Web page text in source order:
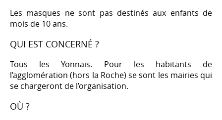
Les masques ne sont pas destinés aux enfants de
mois de 10 ans.
QUI EST CONCERNÉ ?
Tous les Yonnais. Pour les habitants de
l’agglomération (hors la Roche) se sont les mairies qui
se chargeront de l’organisation.
OÙ ?